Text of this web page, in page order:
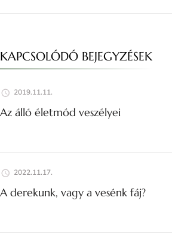
KAPCSOLÓDÓ BEJEGYZÉSEK
2019.11.11.
Az álló életmód veszélyei
2022.11.17.
A derekunk, vagy a vesénk fáj?